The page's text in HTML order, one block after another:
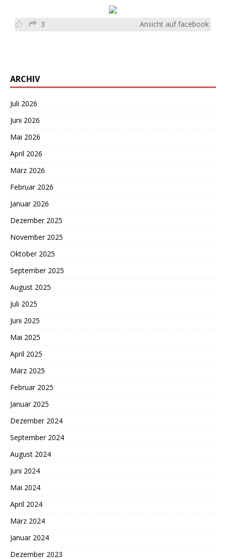
3 Ansicht auf facebook
ARCHIV
Juli 2026
Juni 2026
Mai 2026
April 2026
März 2026
Februar 2026
Januar 2026
Dezember 2025
November 2025
Oktober 2025
September 2025
August 2025
Juli 2025
Juni 2025
Mai 2025
April 2025
März 2025
Februar 2025
Januar 2025
Dezember 2024
September 2024
August 2024
Juni 2024
Mai 2024
April 2024
März 2024
Januar 2024
Dezember 2023